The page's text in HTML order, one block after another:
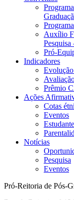
Auxílio
Pró-
Indicadores
Prêmio
Ações
Cotas
Eventos
Notícias
Pesquisa
Eventos
Pró-Reitoria de Pós-